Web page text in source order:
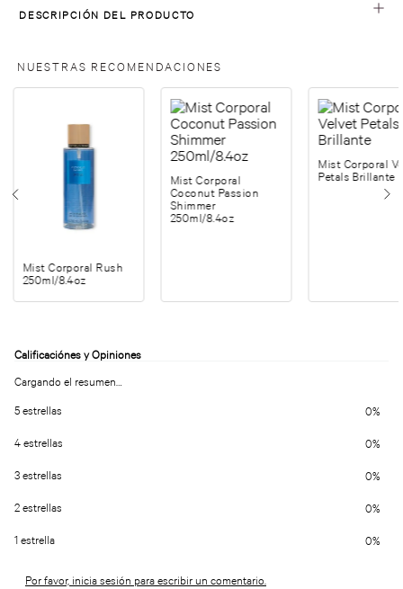
DESCRIPCIÓN DEL PRODUCTO
NUESTRAS RECOMENDACIONES
Mist Corporal Rush
250ml/8.4oz
Mist Corporal
Coconut Passion
Shimmer
250ml/8.4oz
Mist Corporal
Petals Brillante
Cargando el resumen…
5 estrellas 0%
4 estrellas 0%
3 estrellas 0%
2 estrellas 0%
1 estrella 0%
Por favor, inicia sesión para escribir un comentario.